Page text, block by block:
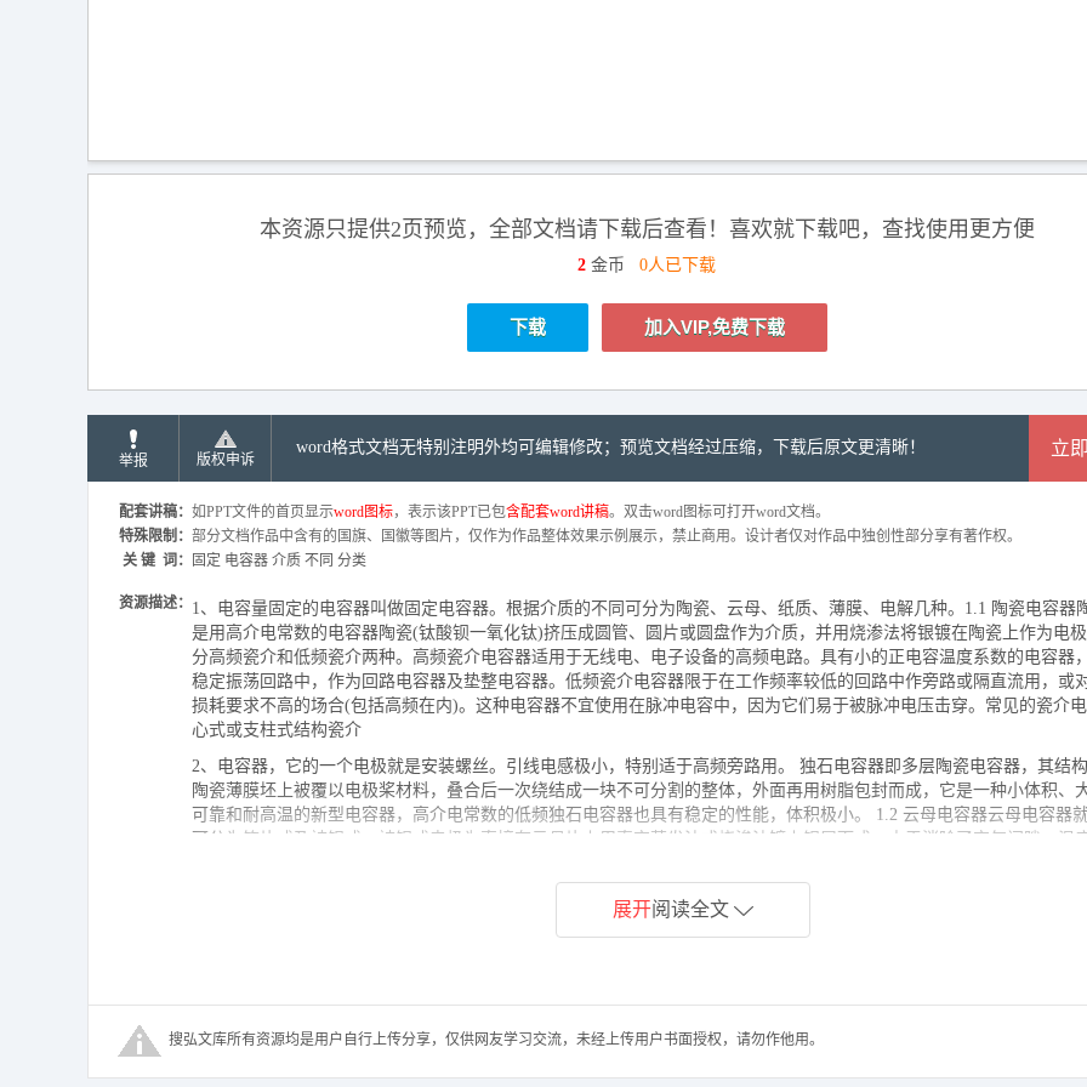
本资源只提供2页预览，全部文档请下载后查看！喜欢就下载吧，查找使用更方便
2 金币 0人已下载
下载 加入VIP,免费下载
举报 版权申诉
word格式文档无特别注明外均可编辑修改；预览文档经过压缩，下载后原文更清晰！ 立
配套讲稿： 如PPT文件的首页显示word图标，表示该PPT已包含配套word讲稿。双击word图标可打开word文档。
特殊限制： 部分文档作品中含有的国旗、国徽等图片，仅作为作品整体效果示例展示，禁止商用。设计者仅对作品中独创性部分享有著作权。
关 键 词：
固定 电容器 介质 不同 分类
资源描述： 1、电容量固定的电容器叫做固定电容器。根据介质的不同可分为陶瓷、云母、纸质、薄膜、电解几种。1.1 陶瓷电容器
是用高介电常数的电容器陶瓷(钛酸钡一氧化钛)挤压成圆管、圆片或圆盘作为介质，并用烧渗法将银镀在陶瓷上作为电
分高频瓷介和低频瓷介两种。高频瓷介电容器适用于无线电、电子设备的高频电路。具有小的正电容温度系数的电容器
稳定振荡回路中，作为回路电容器及垫整电容器。低频瓷介电容器限于在工作频率较低的回路中作旁路或隔直流用，或
损耗要求不高的场合(包括高频在内)。这种电容器不宜使用在脉冲电容中，因为它们易于被脉冲电压击穿。常见的瓷介
心式或支柱式结构瓷介
2、电容器，它的一个电极就是安装螺丝。引线电感极小，特别适于高频旁路用。 独石电容器即多层陶瓷电容器，其结
陶瓷薄膜坯上被覆以电极桨材料，叠合后一次绕结成一块不可分割的整体，外面再用树脂包封而成，它是一种小体积、
可靠和耐高温的新型电容器，高介电常数的低频独石电容器也具有稳定的性能，体积极小。 1.2 云母电容器云母电容器
可分为箔片式及被银式。被银式电极为直接在云母片上用真空蒸发法或烧渗法镀上银层而成，由于消除了空气间隙，温
3、成薄膜而成，介质再以银层电极经烧结而成“独石”结构。玻璃釉电容器的性能可与云母电容器媲美，能耐受各种气候
可在200或更高温度下工作，额定工作电压可达500 V，损耗tan = 0.0005 0.008。 1.3 纸质电容器 纸质电容器在无线电、
4、封闭，容易老化，稳定性较差，易受湿度影响，受潮后绝缘电阻降低，大气压力对它也有影响。电容器芯置于金属
以密封的纸质电容器质量较好，外界气候条件的影响极小，可在相对湿度达95 98 %的场合中正常使用。金属化纸介电
5、、聚苯乙烯等低损耗塑材作介质。聚苯乙烯电容器性能优良，低频电路中可作优良的耦合电容器使用。还特别适用于
电路，因为它的介电吸收作用极微而放电快。耐高温的薄膜电容器有涤纶电容器、聚四氟乙烯电容器和聚碳酸脂(PC)电
电性质，所以电解电容器具有极性。 1.6 铝电解电容器用浸有糊状电解质的吸水纸夹在两条铝箔中间卷绕而成。普通铝
展开阅读全文
搜弘文库所有资源均是用户自行上传分享，仅供网友学习交流，未经上传用户书面授权，请勿作他用。